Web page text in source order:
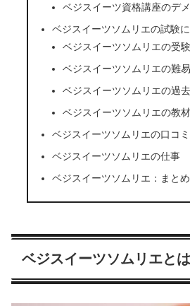
ベジスイーツ資格講座のデ
ベジスイーツソムリエの試験
ベジスイーツソムリエの受
ベジスイーツソムリエの難
ベジスイーツソムリエの過
ベジスイーツソムリエの教
ベジスイーツソムリエの口コ
ベジスイーツソムリエの仕事
ベジスイーツソムリエ：まとめ
ベジスイーツソムリエとは